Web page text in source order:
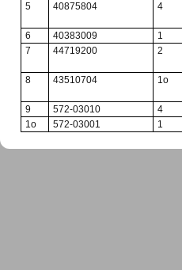
5
40875804 4
6
40383009 1
7
44719200 2
8
43510704 1о
9
572-03010 4
1о
572-03001 1